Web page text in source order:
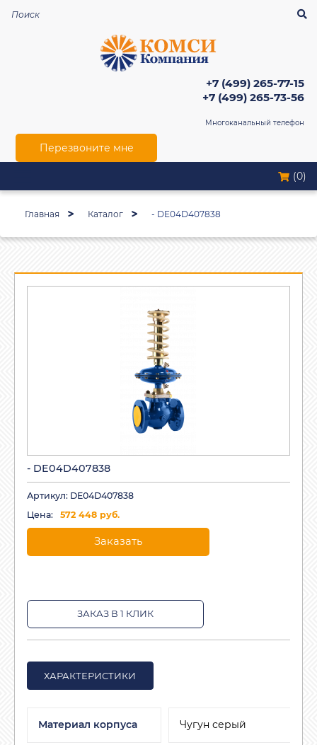
+7 (499) 265-77-15
+7 (499) 265-73-56
Многоканальный телефон
Перезвоните мне
(0)
Главная Каталог - DE04D407838
- DE04D407838
Артикул: DE04D407838
Цена:
572 448 руб.
Заказать
ЗАКАЗ В 1 КЛИК
ХАРАКТЕРИСТИКИ
Материал корпуса Чугун серый